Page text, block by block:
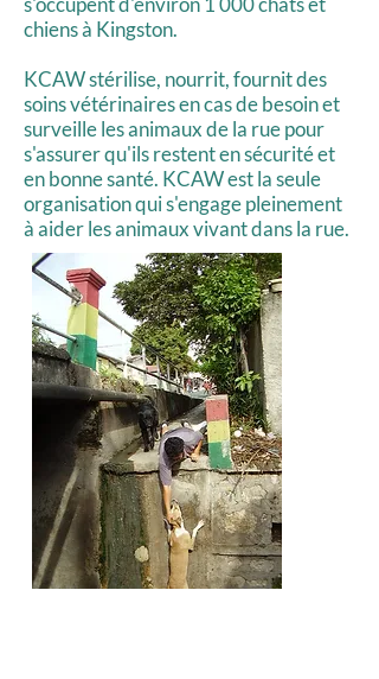
chiens à Kingston.
KCAW stérilise, nourrit, fournit des
soins vétérinaires en cas de besoin et
surveille les animaux de la rue pour
s'assurer qu'ils restent en sécurité et
en bonne santé. KCAW est la seule
organisation qui s'engage pleinement
à aider les animaux vivant dans la rue.